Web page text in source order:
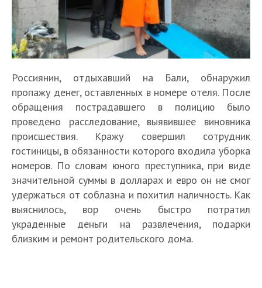
Россиянин, отдыхавший на Бали, обнаружил
пропажу денег, оставленных в номере отеля. После
обращения пострадавшего в полицию было
проведено расследование, выявившее виновника
происшествия. Кражу совершил сотрудник
гостиницы, в обязанности которого входила уборка
номеров. По словам юного преступника, при виде
значительной суммы в долларах и евро он не смог
удержаться от соблазна и похитил наличность. Как
выяснилось, вор очень быстро потратил
украденные деньги на развлечения, подарки
близким и ремонт родительского дома.